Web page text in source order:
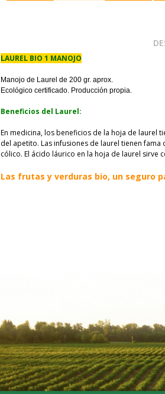
LAUREL BIO 1 MANOJO
Manojo de Laurel de 200 gr. aprox.
Ecológico certificado. Producción propia.
Beneficios del Laurel:
En medicina, los beneficios de la hoja de laurel
del apetito. Las infusiones de laurel tienen
cólico. El ácido láurico en la hoja de laurel sirve
Las frutas y verduras bio, un seguro